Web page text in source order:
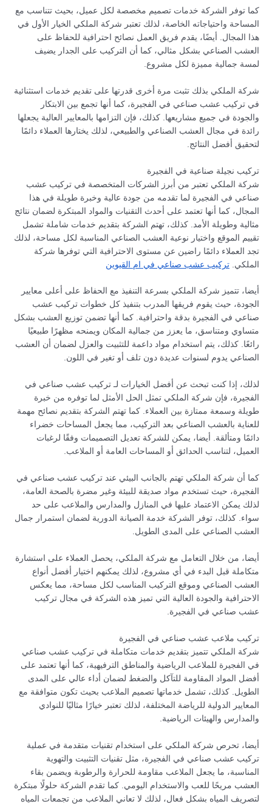
كما توفر الشركة خدمات تصميم مخصصة لكل عميل، بحيث تتناسب مع
المساحة واحتياجاته الخاصة، لذلك تعتبر شركة الملكي الخيار الأول في
هذا المجال. أيضًا، يقدم فريق العمل نصائح احترافية للحفاظ على
العشب الصناعي بشكل مثالي، كما أن التركيب على الجدار يضيف
لمسة جمالية مميزة لكل مشروع.
شركة الملكي بذلك تثبت مرة أخرى قدرتها على تقديم خدمات استثنائية
في تركيب عشب صناعي في الفجيرة، كما أنها تجمع بين الابتكار
والجودة في جميع مشاريعها. كذلك، فإن التزامها بالمعايير العالية يجعلها
رائدة في مجال العشب الصناعي والطبيعي، لذلك يختارها العملاء دائمًا
لتحقيق أفضل النتائج.
تركيب نجيلة صناعية في الفجيرة
شركة الملكي تعتبر من أبرز الشركات المتخصصة في تركيب عشب
صناعي في الفجيرة لما تقدمه من جودة عالية وخبرة طويلة في هذا
المجال، كما أنها تعتمد على أحدث التقنيات والمواد المبتكرة لضمان نتائج
مثالية وطويلة الأمد. كذلك، تهتم الشركة بتقديم خدمات شاملة تشمل
تقييم الموقع واختيار نوعية العشب الصناعي المناسبة لكل مساحة، لذلك
تجد العملاء دائمًا راضين عن مستوى الاحترافية التي توفرها شركة
الملكي.تركيب عشب صناعي في ام القيوين
أيضا، تتميز شركة الملكي بسرعة التنفيذ مع الحفاظ على أعلى معايير
الجودة، حيث يقوم فريقها المدرب بتنفيذ كل خطوات تركيب عشب
صناعي في الفجيرة بدقة واحترافية. كما أنها تضمن توزيع العشب بشكل
متساوي ومتناسق، ما يعزز من جمالية المكان ويمنحه مظهرًا طبيعيًا
رائعًا. كذلك، يتم استخدام مواد داعمة للتثبيت والعزل لضمان أن العشب
الصناعي يدوم لسنوات عديدة دون تلف أو تغير في اللون.
لذلك، إذا كنت تبحث عن أفضل الخيارات لـ تركيب عشب صناعي في
الفجيرة، فإن شركة الملكي تمثل الحل الأمثل لما توفره من خبرة
طويلة وسمعة ممتازة بين العملاء. كما تهتم الشركة بتقديم نصائح مهمة
للعناية بالعشب الصناعي بعد التركيب، مما يجعل المساحات خضراء
دائمًا ومتألقة. أيضا، يمكن للشركة تعديل التصميمات وفقًا لرغبات
العميل، لتناسب الحدائق أو المساحات العامة أو الملاعب.
كما أن شركة الملكي تهتم بالجانب البيئي عند تركيب عشب صناعي في
الفجيرة، حيث تستخدم مواد صديقة للبيئة وغير مضرة بالصحة العامة،
لذلك يمكن الاعتماد عليها في المنازل والمدارس والملاعب على حد
سواء. كذلك، توفر الشركة خدمة الصيانة الدورية لضمان استمرار جمال
العشب الصناعي على المدى الطويل.
أيضا، من خلال التعامل مع شركة الملكي، يحصل العملاء على استشارة
متكاملة قبل البدء في أي مشروع، لذلك يمكنهم اختيار أفضل أنواع
العشب الصناعي وموقع التركيب المناسب لكل مساحة، مما يعكس
الاحترافية والجودة العالية التي تميز هذه الشركة في مجال تركيب
عشب صناعي في الفجيرة.
تركيب ملاعب عشب صناعي في الفجيرة
شركة الملكي تتميز بتقديم خدمات متكاملة في تركيب عشب صناعي
في الفجيرة للملاعب الرياضية والمناطق الترفيهية، كما أنها تعتمد على
أفضل المواد المقاومة للتآكل والضغط لضمان أداء عالي على المدى
الطويل. كذلك، تشمل خدماتها تصميم الملاعب بحيث تكون متوافقة مع
المعايير الدولية للرياضة المختلفة، لذلك تعتبر خيارًا مثاليًا للنوادي
والمدارس والهيئات الرياضية.
أيضا، تحرص شركة الملكي على استخدام تقنيات متقدمة في عملية
تركيب عشب صناعي في الفجيرة، مثل تقنيات التثبيت والتهوية
المناسبة، ما يجعل الملاعب مقاومة للحرارة والرطوبة ويضمن بقاء
العشب مريحًا للعب والاستخدام اليومي. كما تقدم الشركة حلولًا مبتكرة
لتصريف المياه بشكل فعال، لذلك لا تعاني الملاعب من تجمعات المياه